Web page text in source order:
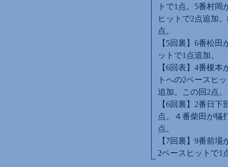
トで1点。5番村
ヒットで2点追加
点。
【5回裏】6番松
ットで1点追加。
【6回表】4番榎
トへの2ベースヒ
追加。この回2点。
【6回裏】2番日
点。４番柴田が犠
点。
【7回裏】9番前
2ベースヒットで1